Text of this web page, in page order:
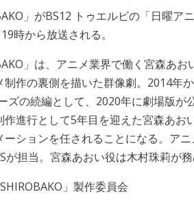
」がBS12 トゥエルビの「日曜ア
時から放送される。
」は、アニメ業界で働く宮森あお
制作の裏側を描いた群像劇。2014年
ズの続編として、2020年に劇場版が
作進行として5年目を迎えた宮森あお
ーションを任されることになる。ア
が担当。宮森あおい役は木村珠莉が務
」製作委員会